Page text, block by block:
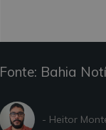
Fonte: Bahia
- Heitor